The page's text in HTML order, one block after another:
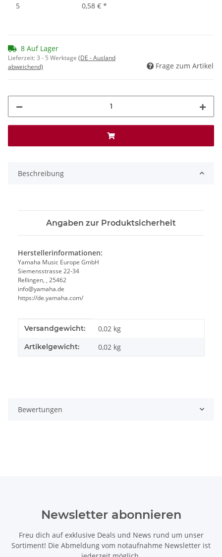
5 0,58 € *
8 Auf Lager
Lieferzeit:3 - 5 Werktage (DE - Ausland
abweichend)
Frage zum Artikel
Beschreibung
Angaben zur Produktsicherheit
Herstellerinformationen:
Yamaha Music Europe GmbH
Siemensstrasse 22-34
Rellingen, , 25462
info@yamaha.de
https://de.yamaha.com/
Produkteigenschaft
Wert
Versandgewicht: 0,02 kg
Artikelgewicht: 0,02 kg
Bewertungen
Newsletter abonnieren
Freu dich auf exklusive Deals und News rund um unser
Sortiment! Die Abmeldung vom notaufnahme Newsletter ist